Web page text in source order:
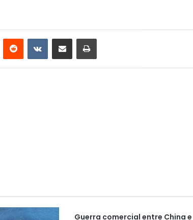
Reddit VK Compartilhar via e-mail Imprimir
Guerra comercial entre China e